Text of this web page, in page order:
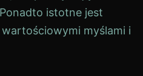
istotne jest
myślami i